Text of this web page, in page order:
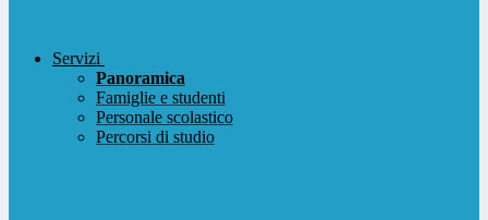
Servizi
Panoramica
Famiglie e studenti
Personale scolastico
Percorsi di studio